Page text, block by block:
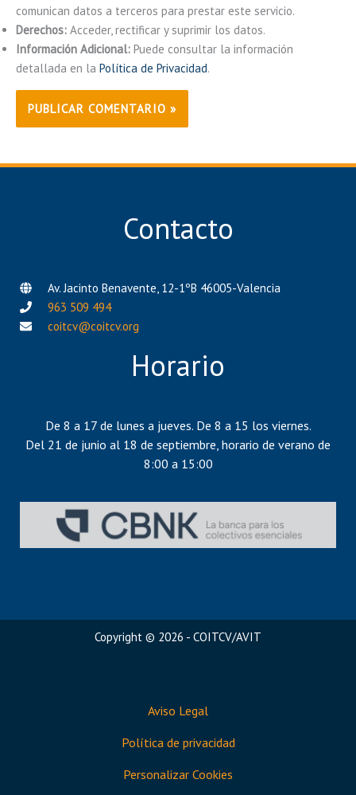
comunican datos a terceros para prestar este servicio.
Derechos: Acceder, rectificar y suprimir los datos.
Información Adicional: Puede consultar la información
detallada en la Política de Privacidad.
Contacto
Av. Jacinto Benavente, 12-1ºB 46005-Valencia
963 509 494
coitcv@coitcv.org
Horario
De 8 a 17 de lunes a jueves. De 8 a 15 los viernes.
Del 21 de junio al 18 de septiembre, horario de verano de
8:00 a 15:00
Copyright © 2026 - COITCV/AVIT
Aviso Legal
Política de privacidad
Personalizar Cookies